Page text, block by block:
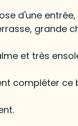
d'une
grande
et très
compléter ce